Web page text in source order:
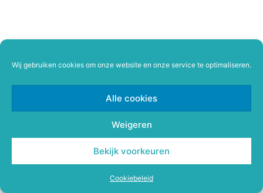
Wij gebruiken cookies om onze website en onze service te optimaliseren.
Alle cookies
Weigeren
Bekijk voorkeuren
Cookiebeleid